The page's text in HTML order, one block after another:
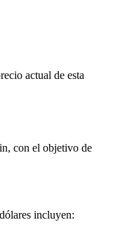
actual de esta
con el objetivo de
incluyen: